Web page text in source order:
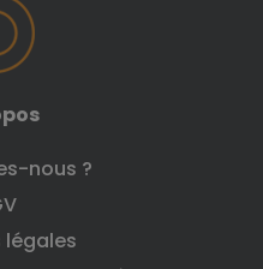
nous ?
légales